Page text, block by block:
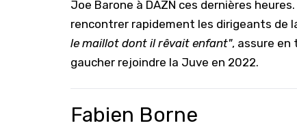
Joe Barone à DAZN ces dernières
rencontrer rapidement les dirigeants de
le maillot dont il rêvait enfant", assure en
gaucher rejoindre la Juve en 2022.
Fabien Borne